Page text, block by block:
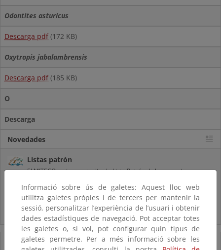
Odontites asturicus
Descarga pdf (172 KB)
Oxytropis jabalambrensis
Descarga pdf (185 KB)
O
Descarga
Novedades
Listas patrón
El MITECO revisa y actualiza la Lista Patrón de las especies
Preguntas frecuentes...
Acceso a los recursos genéticos y reparto de beneficios
07/08/2025
Informació sobre ús de galetes: Aquest lloc web
utilitza galetes pròpies i de tercers per mantenir la
sessió, personalitzar l’experiència de l’usuari i obtenir
dades estadístiques de navegació. Pot acceptar totes
les galetes o, si vol, pot configurar quin tipus de
galetes permetre. Per a més informació sobre les